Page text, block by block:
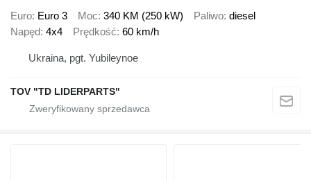
Euro Euro 3 Moc 340 KM (250 kW) Paliwo diesel
Napęd 4x4 Prędkość 60 km/h
Ukraina, pgt. Yubileynoe
TOV "TD LIDERPARTS"